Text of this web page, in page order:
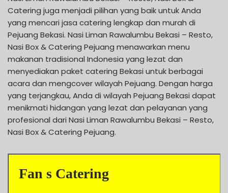
Catering juga menjadi pilihan yang baik untuk Anda
yang mencari jasa catering lengkap dan murah di
Pejuang Bekasi. Nasi Liman Rawalumbu Bekasi – Resto,
Nasi Box & Catering Pejuang menawarkan menu
makanan tradisional Indonesia yang lezat dan
menyediakan paket catering Bekasi untuk berbagai
acara dan mengcover wilayah Pejuang. Dengan harga
yang terjangkau, Anda di wilayah Pejuang Bekasi dapat
menikmati hidangan yang lezat dan pelayanan yang
profesional dari Nasi Liman Rawalumbu Bekasi – Resto,
Nasi Box & Catering Pejuang.
Fan s Catering